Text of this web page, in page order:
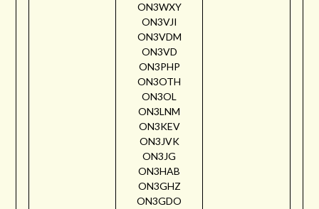
ON3WXY
ON3VJI
ON3VDM
ON3VD
ON3PHP
ON3OTH
ON3OL
ON3LNM
ON3KEV
ON3JVK
ON3JG
ON3HAB
ON3GHZ
ON3GDO